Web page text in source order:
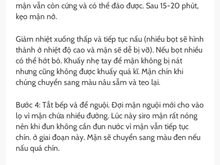
mận vẫn còn cứng và có thể đảo được. Sau 15-20 phút,
kẹo mận nở.
Giảm nhiệt xuống thấp và tiếp tục nấu (nhiều bọt sẽ hình
thành ở nhiệt độ cao và mận sẽ dễ bị vỡ). Nếu bọt nhiều
có thể hớt bỏ. Khuấy nhẹ tay để mận không bị nát
nhưng cũng không được khuấy quá kĩ. Mận chín khi
chúng chuyển sang màu nâu sẫm và teo lại.
Bước 4: Tắt bếp và để nguội. Đợi mận nguội mới cho vào
lọ vì mận chứa nhiều đường. Lúc này siro mận rất nóng
nên khi đun không cần đun nước vì mận vẫn tiếp tục
chín. ở giai đoạn này. Mận sẽ chuyển sang màu đen nếu
nấu quá chín.